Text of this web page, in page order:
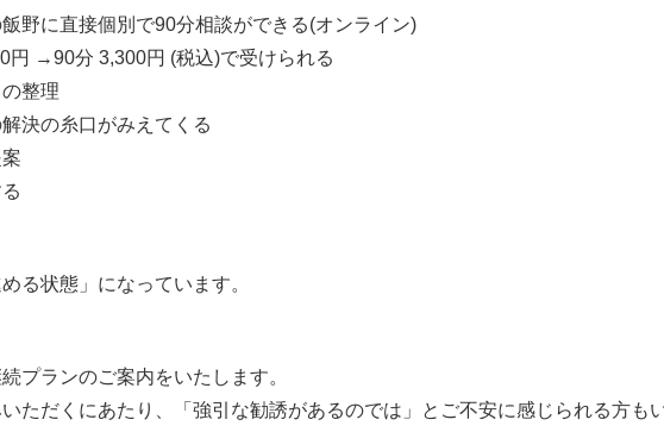
飯野に直接個別で90分相談ができる(オンライン)
円 →90分 3,300円 (税込)で受けられる
整理
決の糸口がみえてくる
る状態」になっています。
プランのご案内をいたします。
ただくにあたり、「強引な勧誘があるのでは」とご不安に感じられる方も